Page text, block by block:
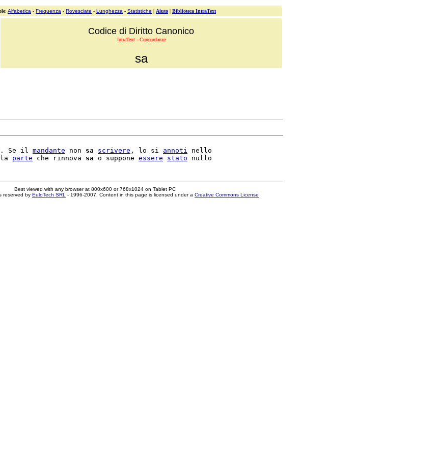
: Alfabetica - Frequenza - Rovesciate - Lunghezza - Statistiche | Aiuto | Biblioteca IntraText
Codice di Diritto Canonico
IntraText - Concordanze
sa
Se il mandante non sa scrivere , lo si annoti nello
la parte che rinnova sa o suppone essere stato
Best viewed with any browser at 800x600 or 768x1024 on Tablet PC
reserved by EuloTech SRL - 1996-2007. Content in this page is licensed under a Creative Commons License